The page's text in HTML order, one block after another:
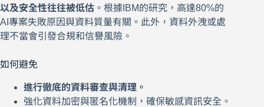
以及安全性往往被低估 。根據IBM的研究，高達80%的
AI專案失敗原因與資料質量有關。此外，資料外洩或處
理不當會引發合規和信譽風險。
如何避免
進行徹底的資料審查與清理。
強化資料加密與匿名化機制，確保敏感資訊安全。